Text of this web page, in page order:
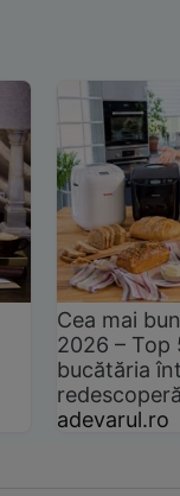
Cea mai
2026 –
bucătăria
adevarul.ro